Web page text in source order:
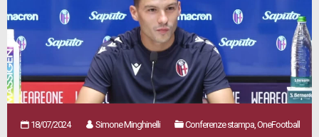
18/07/2024 Simone Minghinelli Conferenze stampa, OneFootball